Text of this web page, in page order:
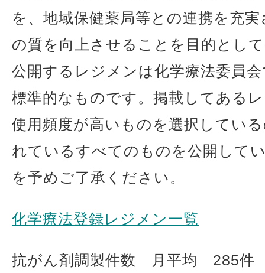
を、地域保健薬局等との連携を充
の質を向上させることを目的とし
公開するレジメンは化学療法委員
標準的なものです。掲載してある
使用頻度が高いものを選択してい
れているすべてのものを公開して
を予めご了承ください。
化学療法登録レジメン一覧
抗がん剤調製件数 月平均 285件